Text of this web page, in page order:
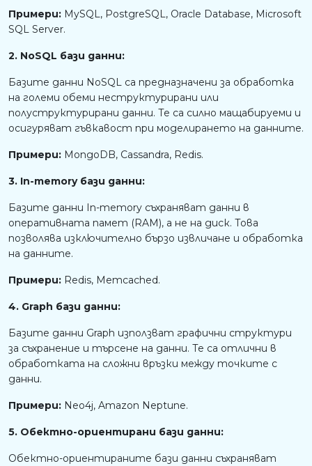
Примери: MySQL, PostgreSQL, Oracle Database, Microsoft
SQL Server.
2. NoSQL бази данни:
Базите данни NoSQL са предназначени за обработка
на големи обеми неструктурирани или
полуструктурирани данни. Те са силно мащабируеми и
осигуряват гъвкавост при моделирането на данните.
Примери: MongoDB, Cassandra, Redis.
3. In-memory бази данни:
Базите данни In-memory съхраняват данни в
оперативната памет (RAM), а не на диск. Това
позволява изключително бързо извличане и обработка
на данните.
Примери: Redis, Memcached.
4. Graph бази данни:
Базите данни Graph използват графични структури
за съхранение и търсене на данни. Те са отлични в
обработката на сложни връзки между точките с
данни.
Примери: Neo4j, Amazon Neptune.
5. Обектно-ориентирани бази данни:
Обектно-ориентираните бази данни съхраняват